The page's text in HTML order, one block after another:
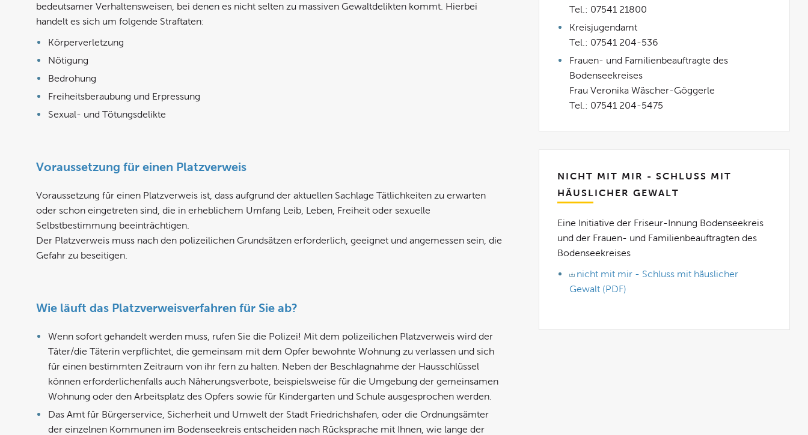
bedeutsamer Verhaltensweisen, bei denen es nicht selten zu massiven Gewaltdelikten kommt. Hierbei
handelt es sich um folgende Straftaten:
Körperverletzung
Nötigung
Bedrohung
Freiheitsberaubung und Erpressung
Sexual- und Tötungsdelikte
Voraussetzung für einen Platzverweis
Voraussetzung für einen Platzverweis ist, dass aufgrund der aktuellen Sachlage Tätlichkeiten zu erwarten
oder schon eingetreten sind, die in erheblichem Umfang Leib, Leben, Freiheit oder sexuelle
Selbstbestimmung beeinträchtigen.
Der Platzverweis muss nach den polizeilichen Grundsätzen erforderlich, geeignet und angemessen sein, die
Gefahr zu beseitigen.
Wie läuft das Platzverweisverfahren für Sie ab?
Wenn sofort gehandelt werden muss, rufen Sie die Polizei! Mit dem polizeilichen Platzverweis wird der
Täter/die Täterin verpflichtet, die gemeinsam mit dem Opfer bewohnte Wohnung zu verlassen und sich
für einen bestimmten Zeitraum von ihr fern zu halten. Neben der Beschlagnahme der Hausschlüssel
können erforderlichenfalls auch Näherungsverbote, beispielsweise für die Umgebung der gemeinsamen
Wohnung oder den Arbeitsplatz des Opfers sowie für Kindergarten und Schule ausgesprochen werden.
Das Amt für Bürgerservice, Sicherheit und Umwelt der Stadt Friedrichshafen, oder die Ordnungsämter
der einzelnen Kommunen im Bodenseekreis entscheiden nach Rücksprache mit Ihnen, wie lange der
Tel.: 07541 21800
Kreisjugendamt
Tel.: 07541 204-536
Frauen- und Familienbeauftragte des
Bodenseekreises
Frau Veronika Wäscher-Göggerle
Tel.: 07541 204-5475
NICHT MIT MIR - SCHLUSS MIT
HÄUSLICHER GEWALT
Eine Initiative der Friseur-Innung Bodenseekreis
und der Frauen- und Familienbeauftragten des
Bodenseekreises
nicht mit mir - Schluss mit häuslicher
Gewalt (PDF)